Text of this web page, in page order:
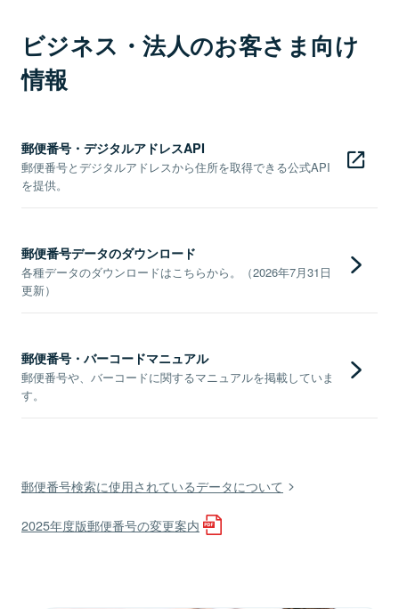
ビジネス・法人のお客さま向け
情報
郵便番号・デジタルアドレスAPI
郵便番号とデジタルアドレスから住所を取得できる公式API
を提供。
郵便番号データのダウンロード
各種データのダウンロードはこちらから。（2026年7月31日
更新）
郵便番号・バーコードマニュアル
郵便番号や、バーコードに関するマニュアルを掲載していま
す。
郵便番号検索に使用されているデータについて
2025年度版郵便番号の変更案内